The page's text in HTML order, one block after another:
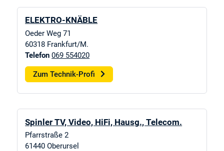
ELEKTRO-KNÄBLE
Oeder Weg 71
60318 Frankfurt/M.
Telefon 069 554020
Zum Technik-Profi
Spinler TV, Video, HiFi, Hausg., Telecom.
Pfarrstraße 2
61440 Oberursel